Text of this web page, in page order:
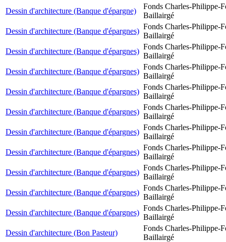
Dessin d'architecture (Banque d'épargne)
Fonds Charles-Philippe-
Baillairgé
Dessin d'architecture (Banque d'épargnes)
Fonds Charles-Philippe-
Baillairgé
Dessin d'architecture (Banque d'épargnes)
Fonds Charles-Philippe-
Baillairgé
Dessin d'architecture (Banque d'épargnes)
Fonds Charles-Philippe-
Baillairgé
Dessin d'architecture (Banque d'épargnes)
Fonds Charles-Philippe-
Baillairgé
Dessin d'architecture (Banque d'épargnes)
Fonds Charles-Philippe-
Baillairgé
Dessin d'architecture (Banque d'épargnes)
Fonds Charles-Philippe-
Baillairgé
Dessin d'architecture (Banque d'épargnes)
Fonds Charles-Philippe-
Baillairgé
Dessin d'architecture (Banque d'épargnes)
Fonds Charles-Philippe-
Baillairgé
Dessin d'architecture (Banque d'épargnes)
Fonds Charles-Philippe-
Baillairgé
Dessin d'architecture (Banque d'épargnes)
Fonds Charles-Philippe-
Baillairgé
Dessin d'architecture (Bon Pasteur)
Fonds Charles-Philippe-
Baillairgé